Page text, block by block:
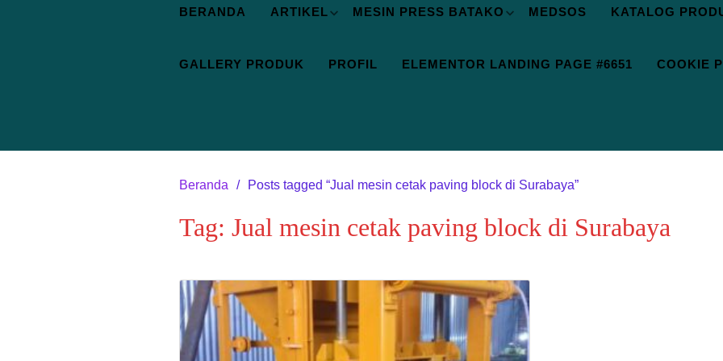
BERANDA ARTIKEL MESIN PRESS BATAKO MEDSOS KATALOG
GALLERY PRODUK PROFIL ELEMENTOR LANDING PAGE #6651 COOKIE
Beranda Posts tagged “Jual mesin cetak paving block di Surabaya”
Tag: Jual mesin cetak paving block di Surabaya